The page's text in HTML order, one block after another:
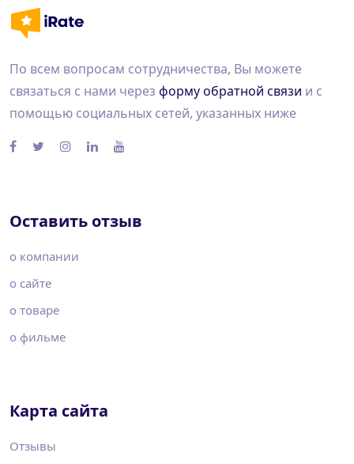
По всем вопросам сотрудничества, Вы можете
связаться с нами через форму обратной связи и с
помощью социальных сетей, указанных ниже
Оставить отзыв
о компании
о сайте
о товаре
о фильме
Карта сайта
Отзывы